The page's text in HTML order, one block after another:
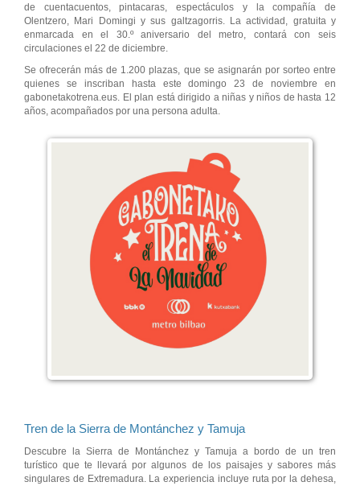
de cuentacuentos, pintacaras, espectáculos y la compañía de
Olentzero, Mari Domingi y sus galtzagorris. La actividad, gratuita y
enmarcada en el 30.º aniversario del metro, contará con seis
circulaciones el 22 de diciembre.
Se ofrecerán más de 1.200 plazas, que se asignarán por sorteo entre
quienes se inscriban hasta este domingo 23 de noviembre en
gabonetakotrena.eus. El plan está dirigido a niñas y niños de hasta 12
años, acompañados por una persona adulta.
Tren de la Sierra de Montánchez y Tamuja
Descubre la Sierra de Montánchez y Tamuja a bordo de un tren
turístico que te llevará por algunos de los paisajes y sabores más
singulares de Extremadura. La experiencia incluye ruta por la dehesa,